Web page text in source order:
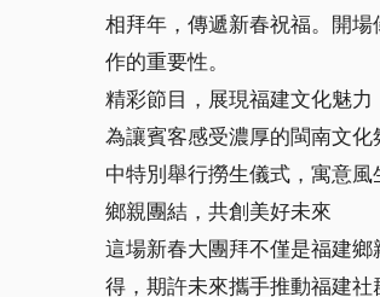
相拜年，傳遞新春祝福。開
作的重要性。
精彩節目，展現福建文化魅力
為讓賓客感受濃厚的閩南文
中特別舉行撈生儀式，寓意
鄉親團結，共創美好未來
這場新春大團拜不僅是福建
得，期許未來攜手推動福建社